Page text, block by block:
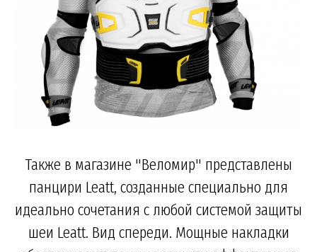
Также в магазине "Веломир" представлены
панцири Leatt, созданные специально для
идеально сочетания с любой системой защиты
шеи Leatt. Вид спереди. Мощные накладки